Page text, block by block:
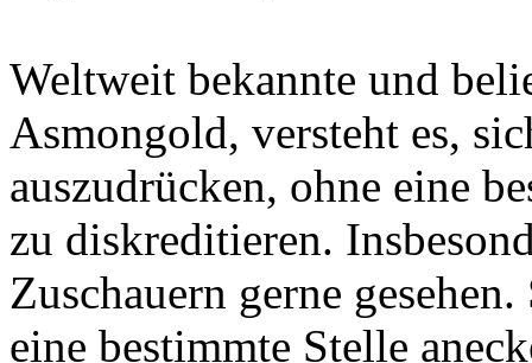
Weltweit bekannte und
Asmongold, versteht es,
auszudrücken, ohne eine
zu diskreditieren.
Zuschauern gerne
eine bestimmte Stelle